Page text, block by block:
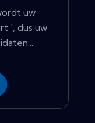
uw
', dus uw